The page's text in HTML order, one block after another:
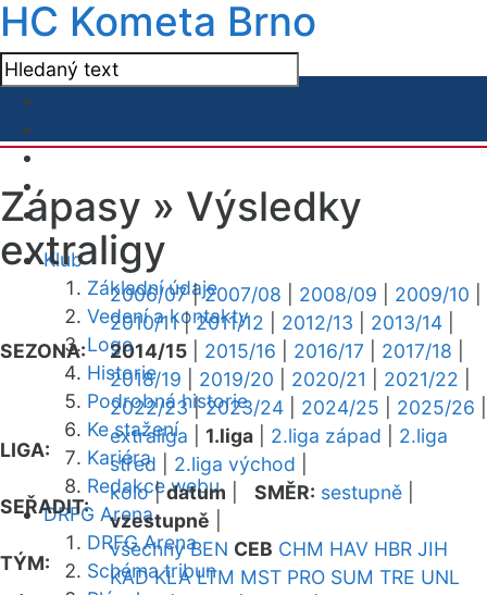
HC Kometa Brno
Klub
Základní údaje
Vedení a kontakty
Logo
Historie
Podrobná historie
Ke stažení
Kariéra
Redakce webu
DRFG Arena
DRFG Arena
Schéma tribun
Zápasy » Výsledky
extraligy
SEZONA:
2006/07|2007/08 2008/09 2009/10
2010/11|2011/12 2012/13 2013/14
2014/15
2015/16 2016/17 2017/18
2018/19
2019/20 2020/21 2021/22
2022/23|2023/24 2024/25 2025/26
LIGA:
extraliga 1.liga 2.liga západ
2.liga
střed
2.liga východ
SEŘADIT:
kolo|datum SMĚR: sestupně
vzestupně
TÝM:
všechny BEN CEB CHM HAV HBR JIH
KAD KLA LTM MST PRO SUM TRE UNL